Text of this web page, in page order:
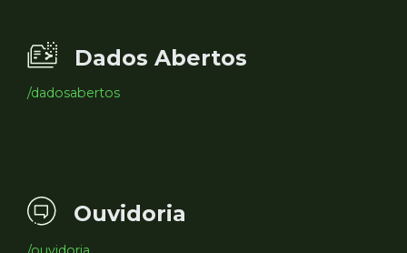
Dados Abertos
/dadosabertos
Ouvidoria